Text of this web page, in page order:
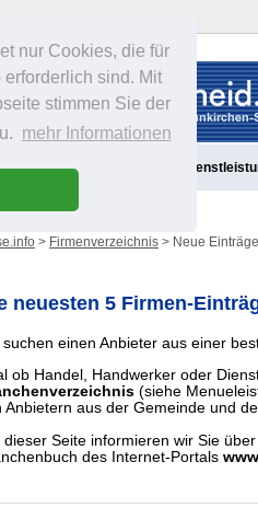
nur Cookies, die für
sind. Mit
stimmen Sie der
mehr Informationen
Gastronomie
> Firmenverzeichnis > Neue Einträge
neuesten 5 Firmen-
suchen einen Anbieter aus einer
ob Handel, Handwerker oder
(siehe
Anbietern aus der Gemeinde und
dieser Seite informieren wir Sie
des Internet-Portals